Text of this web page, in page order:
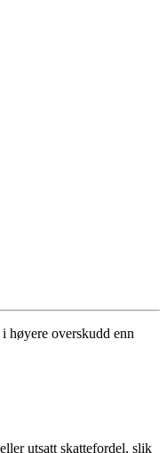
høyere overskudd enn
utsatt skattefordel, slik